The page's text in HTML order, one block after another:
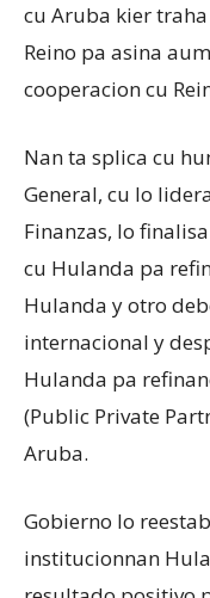
cu Aruba kier
Reino pa asina
cooperacion cu
Nan ta splica cu
General, cu lo
Finanzas, lo
cu Hulanda pa
Hulanda y otro
internacional y
Hulanda pa
(Public Private
Aruba.
Gobierno lo
institucionnan